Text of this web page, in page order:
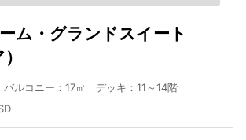
ム・グランドスイート
ルコニー：17㎡ デッキ：11～14階